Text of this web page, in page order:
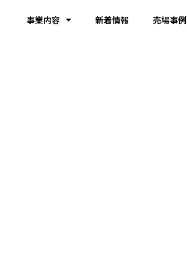
事業内容 新着情報 売場事例